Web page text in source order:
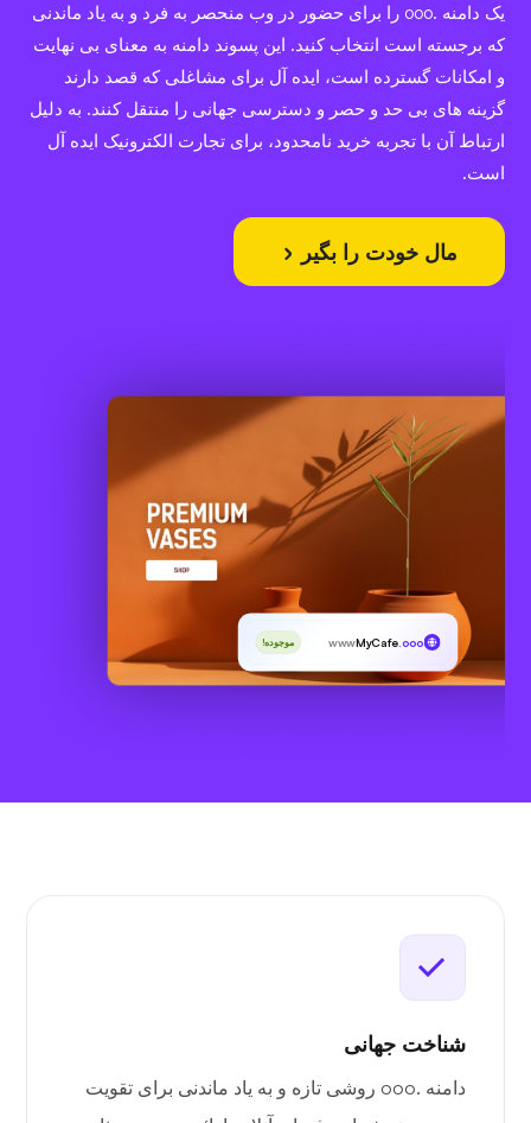
یک دامنه .ooo را برای حضور در وب منحصر به فرد و به یاد ماندنی
که برجسته است انتخاب کنید. این پسوند دامنه به معنای بی نهایت
و امکانات گسترده است، ایده آل برای مشاغلی که قصد دارند
گزینه های بی حد و حصر و دسترسی جهانی را منتقل کنند. به دلیل
ارتباط آن با تجربه خرید نامحدود، برای تجارت الکترونیک ایده آل
است.
مال خودت را بگیر
wwwMyCafe.ooo موجوده!
شناخت جهانی
دامنه .ooo روشی تازه و به یاد ماندنی برای تقویت